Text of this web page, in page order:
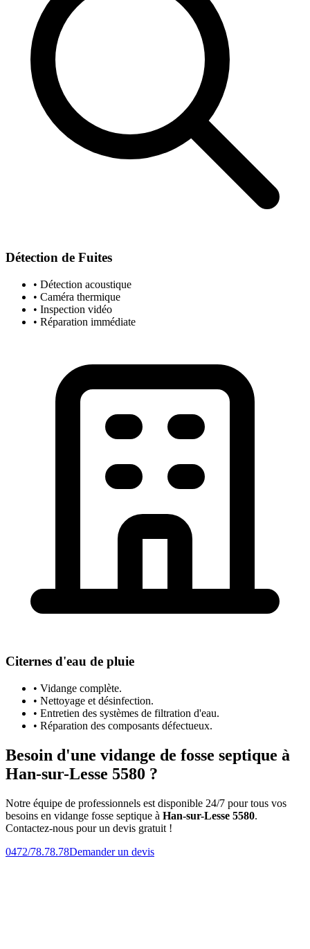
Détection de Fuites
• Détection acoustique
• Caméra thermique
• Inspection vidéo
• Réparation immédiate
Citernes d'eau de pluie
• Vidange complète.
• Nettoyage et désinfection.
• Entretien des systèmes de filtration d'eau.
• Réparation des composants défectueux.
Besoin d'une vidange de fosse septique à
Han-sur-Lesse 5580 ?
Notre équipe de professionnels est disponible 24/7 pour tous vos
besoins en vidange fosse septique à Han-sur-Lesse 5580.
Contactez-nous pour un devis gratuit !
0472/78.78.78Demander un devis